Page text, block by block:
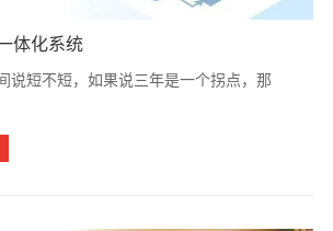
体化系统
说短不短，如果说三年是一个拐点，那